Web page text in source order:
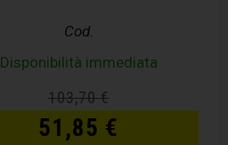
Cod.
Disponibilità immediata
103,70€
51,85 €